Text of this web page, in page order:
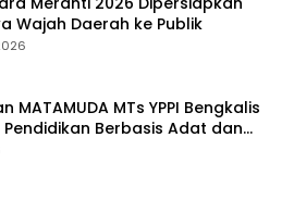
Wajah Daerah ke Publik
MATAMUDA MTs YPPI Bengkalis
Berbasis Adat dan